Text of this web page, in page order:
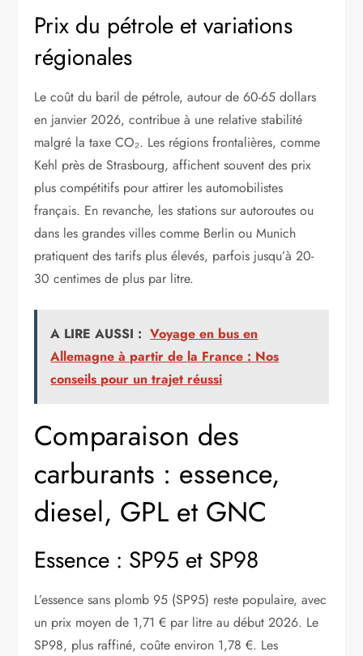
Prix du pétrole et variations
régionales
Le coût du baril de pétrole, autour de 60-65 dollars
en janvier 2026, contribue à une relative stabilité
malgré la taxe CO₂. Les régions frontalières, comme
Kehl près de Strasbourg, affichent souvent des prix
plus compétitifs pour attirer les automobilistes
français. En revanche, les stations sur autoroutes ou
dans les grandes villes comme Berlin ou Munich
pratiquent des tarifs plus élevés, parfois jusqu’à 20-
30 centimes de plus par litre.
A LIRE AUSSI : Voyage en bus en
Allemagne à partir de la France : Nos
conseils pour un trajet réussi
Comparaison des
carburants : essence,
diesel, GPL et GNC
Essence : SP95 et SP98
L’essence sans plomb 95 (SP95) reste populaire, avec
un prix moyen de 1,71 € par litre au début 2026. Le
SP98, plus raffiné, coûte environ 1,78 €. Les